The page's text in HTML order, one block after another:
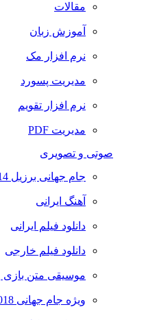
مقالات
آموزش زبان
نرم افزار مک
مدیریت پسورد
نرم افزار تقویم
مدیریت PDF
صوتی و تصویری
جام جهانی برزیل 2014
آهنگ ایرانی
دانلود فیلم ایرانی
دانلود فیلم خارجی
موسیقی متن بازی
ویژه جام جهانی 2018 روسیه